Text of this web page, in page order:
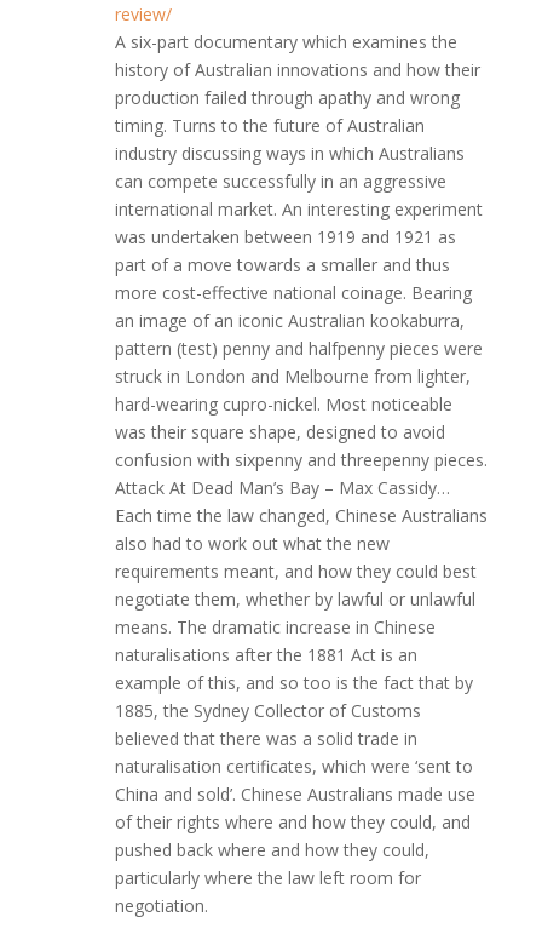
review/
A six-part documentary which examines the
history of Australian innovations and how their
production failed through apathy and wrong
timing. Turns to the future of Australian
industry discussing ways in which Australians
can compete successfully in an aggressive
international market. An interesting experiment
was undertaken between 1919 and 1921 as
part of a move towards a smaller and thus
more cost-effective national coinage. Bearing
an image of an iconic Australian kookaburra,
pattern (test) penny and halfpenny pieces were
struck in London and Melbourne from lighter,
hard-wearing cupro-nickel. Most noticeable
was their square shape, designed to avoid
confusion with sixpenny and threepenny pieces.
Attack At Dead Man’s Bay – Max Cassidy…
Each time the law changed, Chinese Australians
also had to work out what the new
requirements meant, and how they could best
negotiate them, whether by lawful or unlawful
means. The dramatic increase in Chinese
naturalisations after the 1881 Act is an
example of this, and so too is the fact that by
1885, the Sydney Collector of Customs
believed that there was a solid trade in
naturalisation certificates, which were ‘sent to
China and sold’. Chinese Australians made use
of their rights where and how they could, and
pushed back where and how they could,
particularly where the law left room for
negotiation.